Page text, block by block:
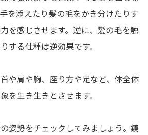
を添えたり髪の毛をかき分けたりす
を感じさせます。逆に、髪の毛を触
する仕種は逆効果です。
や肩や胸、座り方や足など、体全体
を生き生きとさせます。
姿勢をチェックしてみましょう。鏡